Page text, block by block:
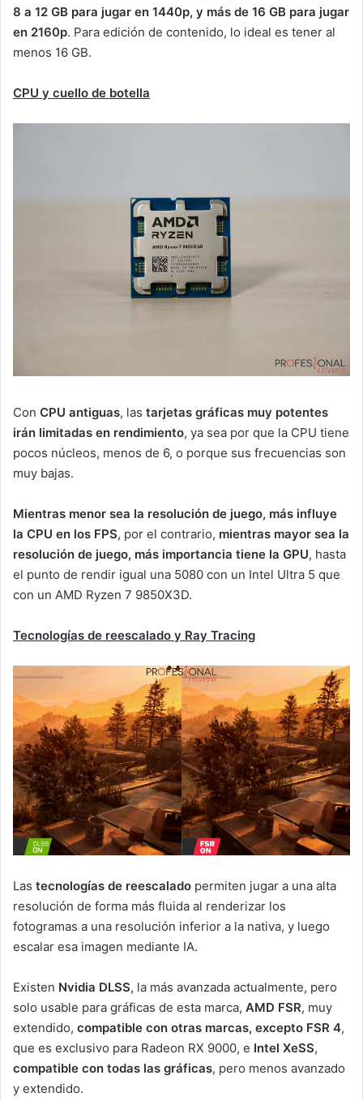
8 a 12 GB para jugar en 1440p, y más de 16 GB para jugar
en 2160p. Para edición de contenido, lo ideal es tener al
menos 16 GB.
CPU y cuello de botella
Con CPU antiguas, las tarjetas gráficas muy potentes
irán limitadas en rendimiento, ya sea por que la CPU tiene
pocos núcleos, menos de 6, o porque sus frecuencias son
muy bajas.
Mientras menor sea la resolución de juego, más influye
la CPU en los FPS, por el contrario, mientras mayor sea la
resolución de juego, más importancia tiene la GPU, hasta
el punto de rendir igual una 5080 con un Intel Ultra 5 que
con un AMD Ryzen 7 9850X3D.
Tecnologías de reescalado y Ray Tracing
Las tecnologías de reescalado permiten jugar a una alta
resolución de forma más fluida al renderizar los
fotogramas a una resolución inferior a la nativa, y luego
escalar esa imagen mediante IA.
Existen Nvidia DLSS, la más avanzada actualmente, pero
solo usable para gráficas de esta marca, AMD FSR, muy
extendido, compatible con otras marcas, excepto FSR 4,
que es exclusivo para Radeon RX 9000, e Intel XeSS,
compatible con todas las gráficas, pero menos avanzado
y extendido.